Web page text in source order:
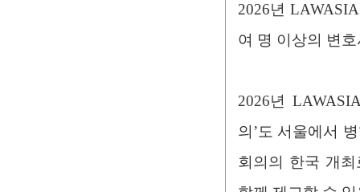
2026년
여 명 이상의 변
2026년
의’도 서울에서
회의의 한국 개